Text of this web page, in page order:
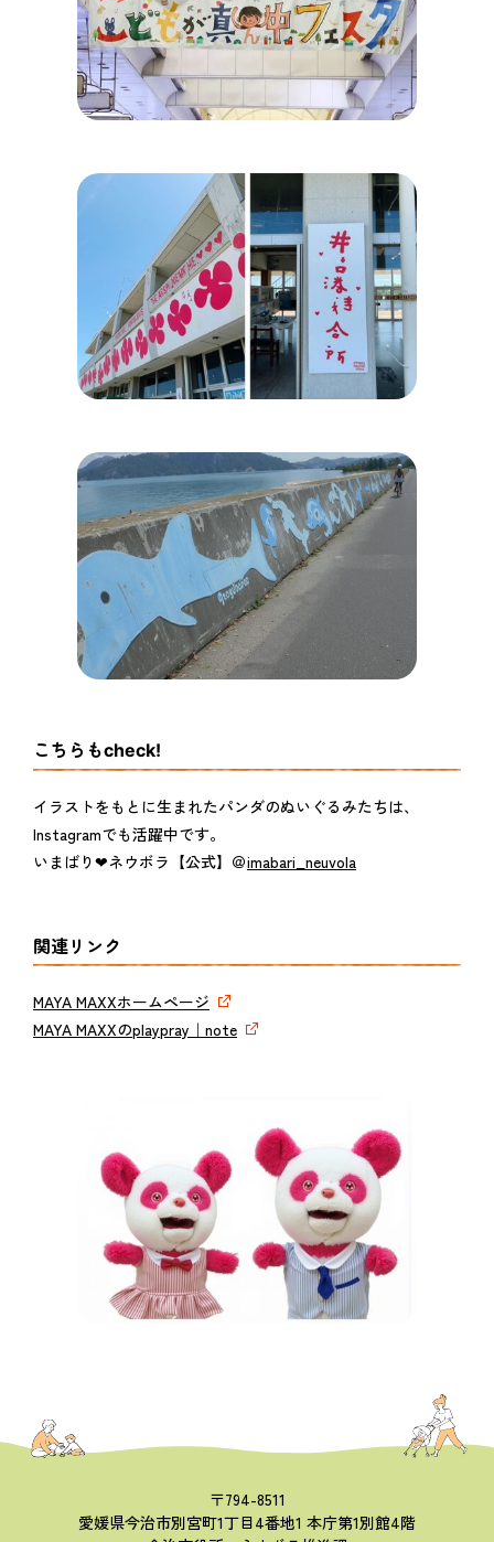
こちらもcheck!
イラストをもとに生まれたパンダのぬいぐるみたちは、
Instagramでも活躍中です。
いまばり❤︎ネウボラ【公式】＠imabari_neuvola
関連リンク
MAYA MAXXホームページ
MAYA MAXXのplaypray｜note
〒794-8511
愛媛県今治市別宮町1丁目4番地1 本庁第1別館4階